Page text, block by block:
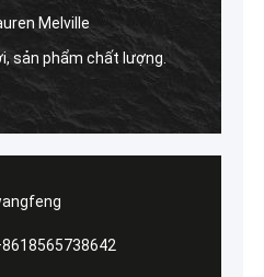
Melville
sản phẩm chất lượng.